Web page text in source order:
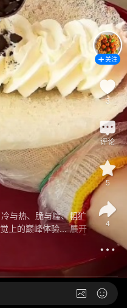
与热、脆与糯、粗犷
上的巅峰体验...
展开
关注
3
评论
5
4